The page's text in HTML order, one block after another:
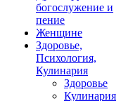
богослужение и
пение
Женщине
Здоровье,
Психология,
Кулинария
Здоровье
Кулинария